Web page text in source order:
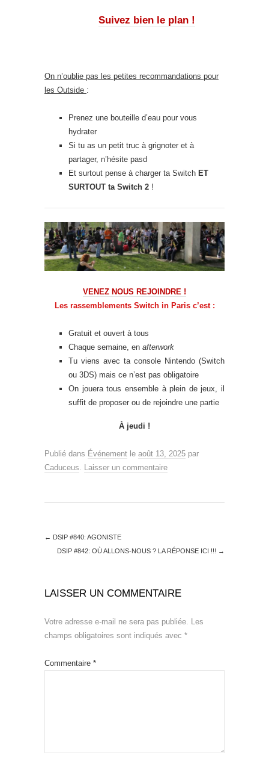
Suivez bien le plan !
On n’oublie pas les petites recommandations pour
les Outside :
Prenez une bouteille d’eau pour vous
hydrater
Si tu as un petit truc à grignoter et à
partager, n’hésite pasd
Et surtout pense à charger ta Switch ET
SURTOUT ta Switch 2 !
VENEZ NOUS REJOINDRE !
Les rassemblements Switch in Paris c’est :
Gratuit et ouvert à tous
Chaque semaine, en afterwork
Tu viens avec ta console Nintendo (Switch
ou 3DS) mais ce n’est pas obligatoire
On jouera tous ensemble à plein de jeux, il
suffit de proposer ou de rejoindre une partie
À jeudi !
Publié dans Événement le août 13, 2025 par
Caduceus. Laisser un commentaire
← DSIP #840: AGONISTE
DSIP #842: OÙ ALLONS-NOUS ? LA RÉPONSE ICI !!! →
LAISSER UN COMMENTAIRE
Votre adresse e-mail ne sera pas publiée. Les
champs obligatoires sont indiqués avec *
Commentaire *